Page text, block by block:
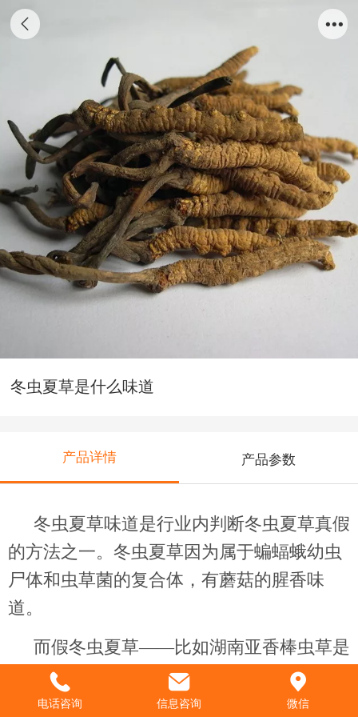
冬虫夏草是什么味道
产品详情 产品参数
冬虫夏草味道是行业内判断冬虫夏草真假
的方法之一。冬虫夏草因为属于蝙蝠蛾幼虫
尸体和虫草菌的复合体，有蘑菇的腥香味
道。
而假冬虫夏草——比如湖南亚香棒虫草是
刺鼻的腥臭味，闻几次会有头晕、恶心的感
觉。电话咨询 信息咨询 微信